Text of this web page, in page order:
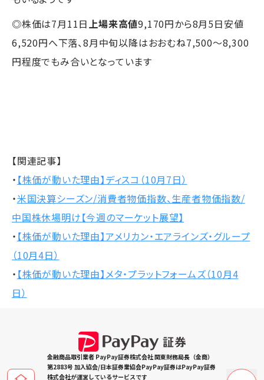
◎株価は7月11日 上場来高値9,170円から8月5日安値
6,520円へ下落、8月中旬以降はおおむね7,500～8,300
円程度でもみ合いとなっています
【関連記事】
・ 【株価が動いた理由】ディスコ（10月7日）
・米国決算シーズン/消費者物価指数、生産者物価指数/
中国株休場明け【今週のマーケット展望】
・ 【株価が動いた理由】アメリカン・エアラインズ・グループ
（10月4日）
・ 【株価が動いた理由】メタ・プラットフォームズ（10月4
日）
金融商品取引業者 PayPay証券株式会社 関東財務局長（金商）
第2883号 加入協会/日本証券業協会PayPay証券はPayPay証券
株式会社が運営しているサービスです